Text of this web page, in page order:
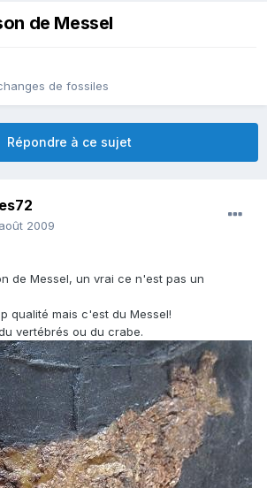
de Messel
de fossiles
Répondre à ce sujet
2009
de Messel, un vrai ce n'est pas un
qualité mais c'est du Messel!
vertébrés ou du crabe.